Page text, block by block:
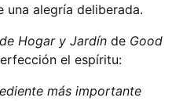
una alegría deliberada.
de Hogar y Jardín de Good
el espíritu:
más importante